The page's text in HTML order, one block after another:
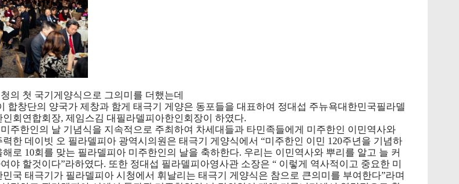
의 첫 국기게양식으로 그의미를 더했는데
합창단의 양국가 제창과 함게 태극기 게양은 동포들을 대표하여 정대섭 주뉴욕대한민국필라델
회연합회장, 제임스김 대필라델피아한인회장이 하였다.
주한인의 날 기념식을 지속적으로 주최하여 차세대들과 타민족들에게 미주한인 이민역사와
한 데이빗 오 필라델피아 광역시의원은 태극기 게양식에서 “미주한인 이민 120주년을 기념하
로 10회를 맞는 필라델피아 미주한인의 날을 축하한다. 우리는 이민역사와 뿌리를 알고 늘 커
야 할것이다”라하였다. 또한 정대섭 필라델피아영사관 소장은 “ 이렇게 역사적이고 중요한 미
국 태극기가 필라델피아 시청에서 휘날리는 태극기 게양식은 참으로 큰의미를 부여한다”라며